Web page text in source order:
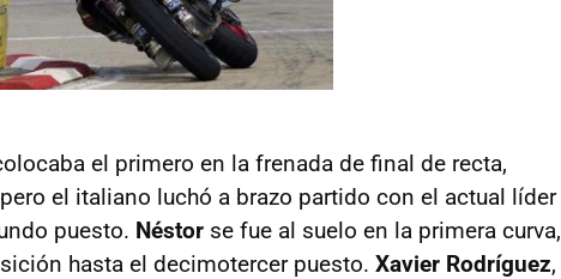
el primero en la frenada de final de recta,
el italiano luchó a brazo partido con el actual líder
puesto. Néstor se fue al suelo en la primera curva,
hasta el decimotercer puesto. Xavier Rodríguez,